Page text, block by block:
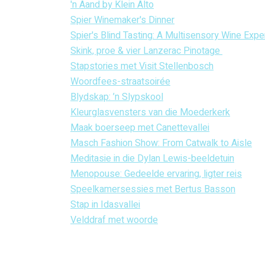
'n Aand by Klein Alto
Spier Winemaker's Dinner
Spier's Blind Tasting: A Multisensory Wine
Skink, proe & vier Lanzerac Pinotage
Stapstories met Visit Stellenbosch
Woordfees-straatsoirée
Blydskap: ’n Slypskool
Kleurglasvensters van die Moederkerk
Maak boerseep met Canettevallei
Masch Fashion Show: From Catwalk to Aisle
Meditasie in die Dylan Lewis-beeldetuin
Menopouse: Gedeelde ervaring, ligter reis
Speelkamersessies met Bertus Basson
Stap in Idasvallei
Velddraf met woorde